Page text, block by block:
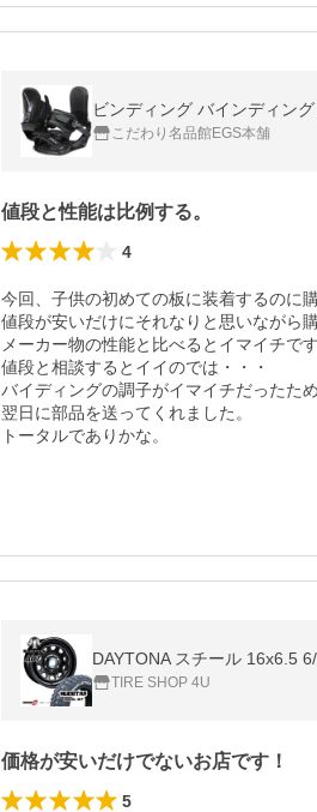
ビンディング バインディン
こだわり名品館EGS本舗
値段と性能は比例する。
4
今回、子供の初めての板に装着するのに購
値段が安いだけにそれなりと思いながら
メーカー物の性能と比べるとイマイチで
値段と相談するとイイのでは・・・
バイディングの調子がイマイチだったた
翌日に部品を送ってくれました。
トータルでありかな。
DAYTONA スチール 16x6.5
TIRE SHOP 4U
価格が安いだけでないお店です！
5